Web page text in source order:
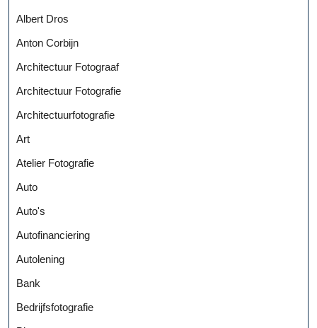
Albert Dros
Anton Corbijn
Architectuur Fotograaf
Architectuur Fotografie
Architectuurfotografie
Art
Atelier Fotografie
Auto
Auto's
Autofinanciering
Autolening
Bank
Bedrijfsfotografie